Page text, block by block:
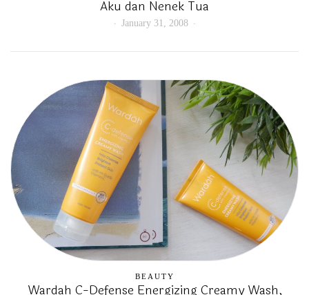
Aku dan Nenek Tua
January 31, 2008
BEAUTY
Wardah C-Defense Energizing Creamy Wash,